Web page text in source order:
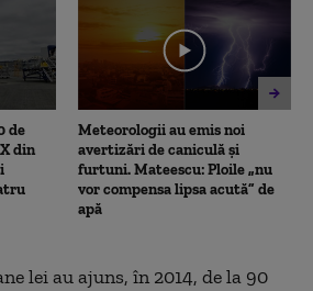
de
din
Meteorologii au emis noi
avertizări de caniculă și
furtuni. Mateescu: Ploile „nu
vor compensa lipsa acută” de
apă
lei au ajuns, în 2014, de la 90